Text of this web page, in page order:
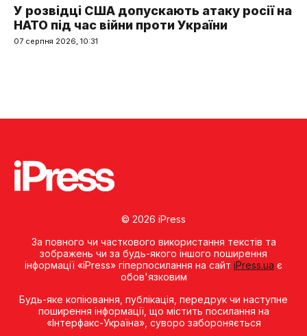
У розвідці США допускають атаку росії на
НАТО під час війни проти України
07 серпня 2026, 10:31
© 2026 iPress
За повного чи часткового використання текстів та
зображень чи за будь-якого іншого поширення
інформації «iPress» гіперпосилання на сайт iPress.ua є
обов'язковим
Будь-яке копiювання, публiкацiя, передрук чи наступне
поширення iнформацiї, що мiстить посилання на
«Iнтерфакс-Україна», суворо забороняється